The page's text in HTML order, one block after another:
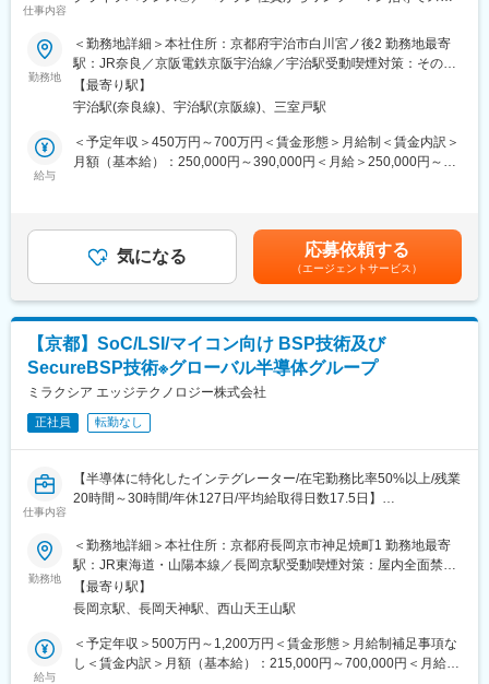
・環境分析、医療検査、バイオ関連機器などにおいて、多様なニ
・設計、製作、販売、保守を一貫して行っており、非常にやりが
いがあります。
・休日が多く、残業時間も短いため、ワークライフバランスを保
てます。
す。
◎当社は今まで世の中にない機械・装置と自社商品・OEM商品を
作っています。また積極的に産学連携事業・医工連携推進事業に
も参画し、研究推進に貢献しています。そのベースには全社員の
前向きな努力とメカトロ技術・センサー技術、コンピュータ技術
があるからこそ、これらを駆使して数あるテーマを製品化してき
ました。
◎顧客の要望に対して、システム設計、メカ設計、電気設計、ソ
フト設計と具体的なモノ造りをする生産技術の総合力に加え、豊
富な実績、アイデア、納入後も徹底したアフターサービスを含め
に前進していきます。
仕事内容
■異物混入を防ぐ「選別機」
当社が開発、設計、製造を行っている「選別機」は下記のように
多様な製品や場面で使われています。
・コンビニやスーパーで販売されているサラダ：
野菜に虫がついていないか、土がついていないかなどの選別
・ペットボトルなどのリサイクル：
(2)風力選別機…重さで選別
(3)静電選別機…摩擦帯電現象で選別
ただきます。
＜職務詳細＞
・顧客との打ち合わせ
・設計（回路図の変更、仕様検討、UIの修正や変更）
・下請けメーカーとの連携
・完成した製品の評価・実験
※使用言語：Visual C++
※開発は1年程度かかるものが多く、3案件程度並行して進めてい
ます。
※下請けメーカーはソフトウェア会社3社、回路設計会社1社とな
■出張について
・出張：顧客先・下請けメーカー先への出張が発生致します。
・頻度：月2回程度
す。
・出張先：日本全国の顧客先
勤務地
＜勤務地詳細＞本社住所：京都府宇治市白川宮ノ後2 勤務地最寄
駅：JR奈良／京阪電鉄京阪宇治線／宇治駅受動喫煙対策：その他
（■敷地内禁煙（屋外喫煙可能場所あり））変更の範囲：会社の定
める事業所
【最寄り駅】
宇治駅(奈良線)、宇治駅(京阪線)、三室戸駅
給与
＜予定年収＞450万円～700万円＜賃金形態＞月給制＜賃金内訳＞
月額（基本給）：250,000円～390,000円＜月給＞250,000円～
目（36歳）：750万円賃金はあくまでも目安の金額であり、選考
を通じて上下する可能性があります。月給(月額)は固定手当を含め
た表記です。
気になる 応募依頼する
（エージェントサービス）
【京都】SoC/LSI/マイコン向け BSP技術及び
SecureBSP技術※グローバル半導体グループ
ミラクシア エッジテクノロジー株式会社
正社員 転勤なし
仕事内容
【半導体に特化したインテグレーター/在宅勤務比率50%以上/残業
20時間～30時間/年休127日/平均給取得日数17.5日】
■業務概要：
半導体デバイス向けのBSPおよびSDK開発をお任せします。SoC
やLSIに対応した制御ソフトウェアの設計から実装、評価までをリ
ードし、車載・産業機器分野で活用されるBSP開発と導入に取り
組頂きます。
【業務詳細】
半導体デバイス向けBSPおよびSDK開発全般やSecurePF構築や
勤務地
＜勤務地詳細＞本社住所：京都府長岡京市神足焼町1 勤務地最寄
駅：JR東海道・山陽本線／長岡京駅受動喫煙対策：屋内全面禁煙
変更の範囲：会社の定める事業所
【最寄り駅】
長岡京駅、長岡天神駅、西山天王山駅
給与
＜予定年収＞500万円～1,200万円＜賃金形態＞月給制補足事項な
し＜賃金内訳＞月額（基本給）：215,000円～700,000円＜月給＞